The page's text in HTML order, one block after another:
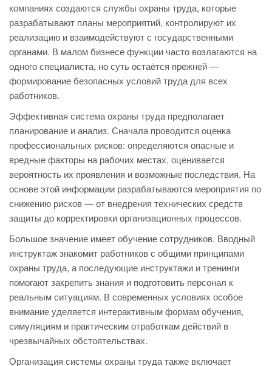
компаниях создаются службы охраны труда, которые
разрабатывают планы мероприятий, контролируют их
реализацию и взаимодействуют с государственными
органами. В малом бизнесе функции часто возлагаются на
одного специалиста, но суть остаётся прежней —
формирование безопасных условий труда для всех
работников.
Эффективная система охраны труда предполагает
планирование и анализ. Сначала проводится оценка
профессиональных рисков: определяются опасные и
вредные факторы на рабочих местах, оценивается
вероятность их проявления и возможные последствия. На
основе этой информации разрабатываются мероприятия по
снижению рисков — от внедрения технических средств
защиты до корректировки организационных процессов.
Большое значение имеет обучение сотрудников. Вводный
инструктаж знакомит работников с общими принципами
охраны труда, а последующие инструктажи и тренинги
помогают закрепить знания и подготовить персонал к
реальным ситуациям. В современных условиях особое
внимание уделяется интерактивным формам обучения,
симуляциям и практическим отработкам действий в
чрезвычайных обстоятельствах.
Организация системы охраны труда также включает